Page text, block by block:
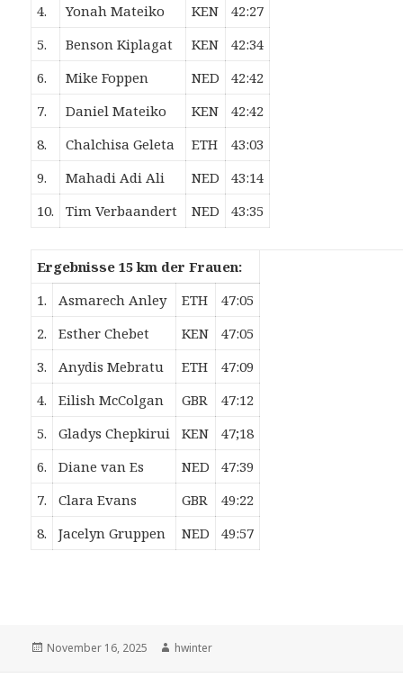
4.
Yonah Mateiko KEN
42:27
5.
Benson Kiplagat KEN
42:34
6.
Mike Foppen NED
42:42
7.
Daniel Mateiko KEN
42:42
8.
Chalchisa Geleta ETH
43:03
9.
Mahadi Adi Ali NED
43:14
10.
Tim Verbaandert NED 43:35
Ergebnisse 15 km der Frauen:
1.
Asmarech Anley ETH
47:05
2.
Esther Chebet KEN
47:05
3.
Anydis Mebratu ETH
47:09
4.
Eilish McColgan GBR
47:12
5.
Gladys Chepkirui KEN
47;18
6.
Diane van Es NED
47:39
7.
Clara Evans GBR
49:22
8.
Jacelyn Gruppen NED 49:57
Veröffentlicht
November 16, 2025 Autor
hwinter